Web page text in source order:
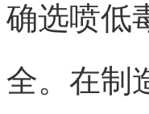
确选喷低
全。在制